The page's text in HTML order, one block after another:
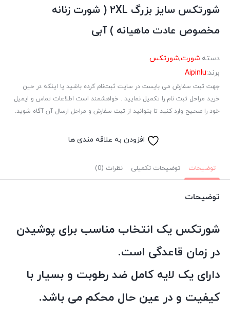
شورتکس سایز بزرگ ۲XL ( شورت زنانه
مخصوص عادت ماهیانه ) آبی
دسته:شورت,شورتکس
برند:Aipinlu
جهت ثبت سفارش می بایست در سایت ثبت‌نام کرده باشید یا اینکه در حین
خرید مراحل ثبت نام را تکمیل نمایید . خواهشمند است اطلاعات تماس و ایمیل
خود را صحیح وارد کنید تا بتوانید از ثبت سفارش و مراحل ارسال آن آگاه شوید.
افزودن به علاقه مندی ها
توضیحات توضیحات تکمیلی نظرات (0)
توضیحات
شورتکس یک انتخاب مناسب برای پوشیدن
در زمان قاعدگی است.
دارای یک لایه کامل ضد رطوبت و بسیار با
کیفیت و در عین حال محکم می باشد.